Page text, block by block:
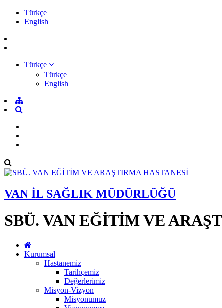
Türkçe
English
Türkçe
Türkçe
English
VAN İL SAĞLIK MÜDÜRLÜĞÜ
SBÜ. VAN EĞİTİM VE
Kurumsal
Hastanemiz
Tarihçemiz
Değerlerimiz
Misyon-Vizyon
Misyonumuz